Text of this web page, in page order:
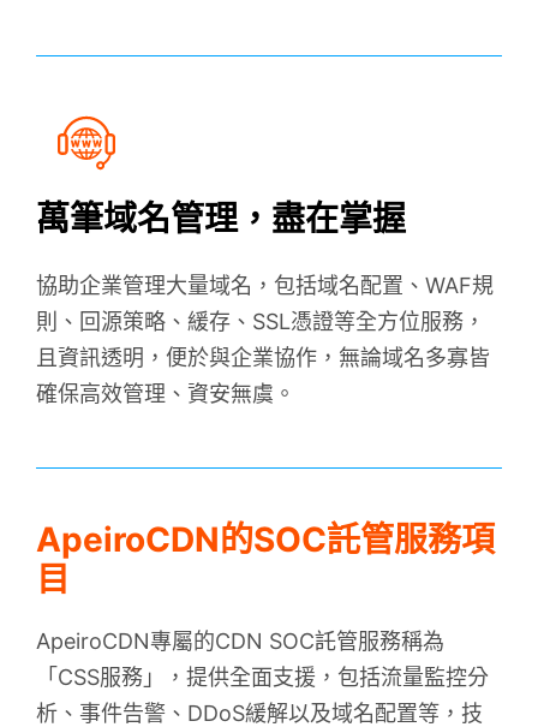
萬筆域名管理，盡在掌握
協助企業管理大量域名，包括域名配置、WAF規
則、回源策略、緩存、SSL憑證等全方位服務，
且資訊透明，便於與企業協作，無論域名多寡皆
確保高效管理、資安無虞。
ApeiroCDN的SOC託管服務項
目
ApeiroCDN專屬的CDN SOC託管服務稱為
「CSS服務」，提供全面支援，包括流量監控分
析、事件告警、DDoS緩解以及域名配置等，技